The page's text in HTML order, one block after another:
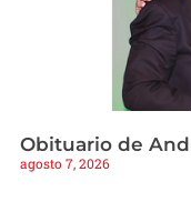
Obituario de
agosto 7, 2026